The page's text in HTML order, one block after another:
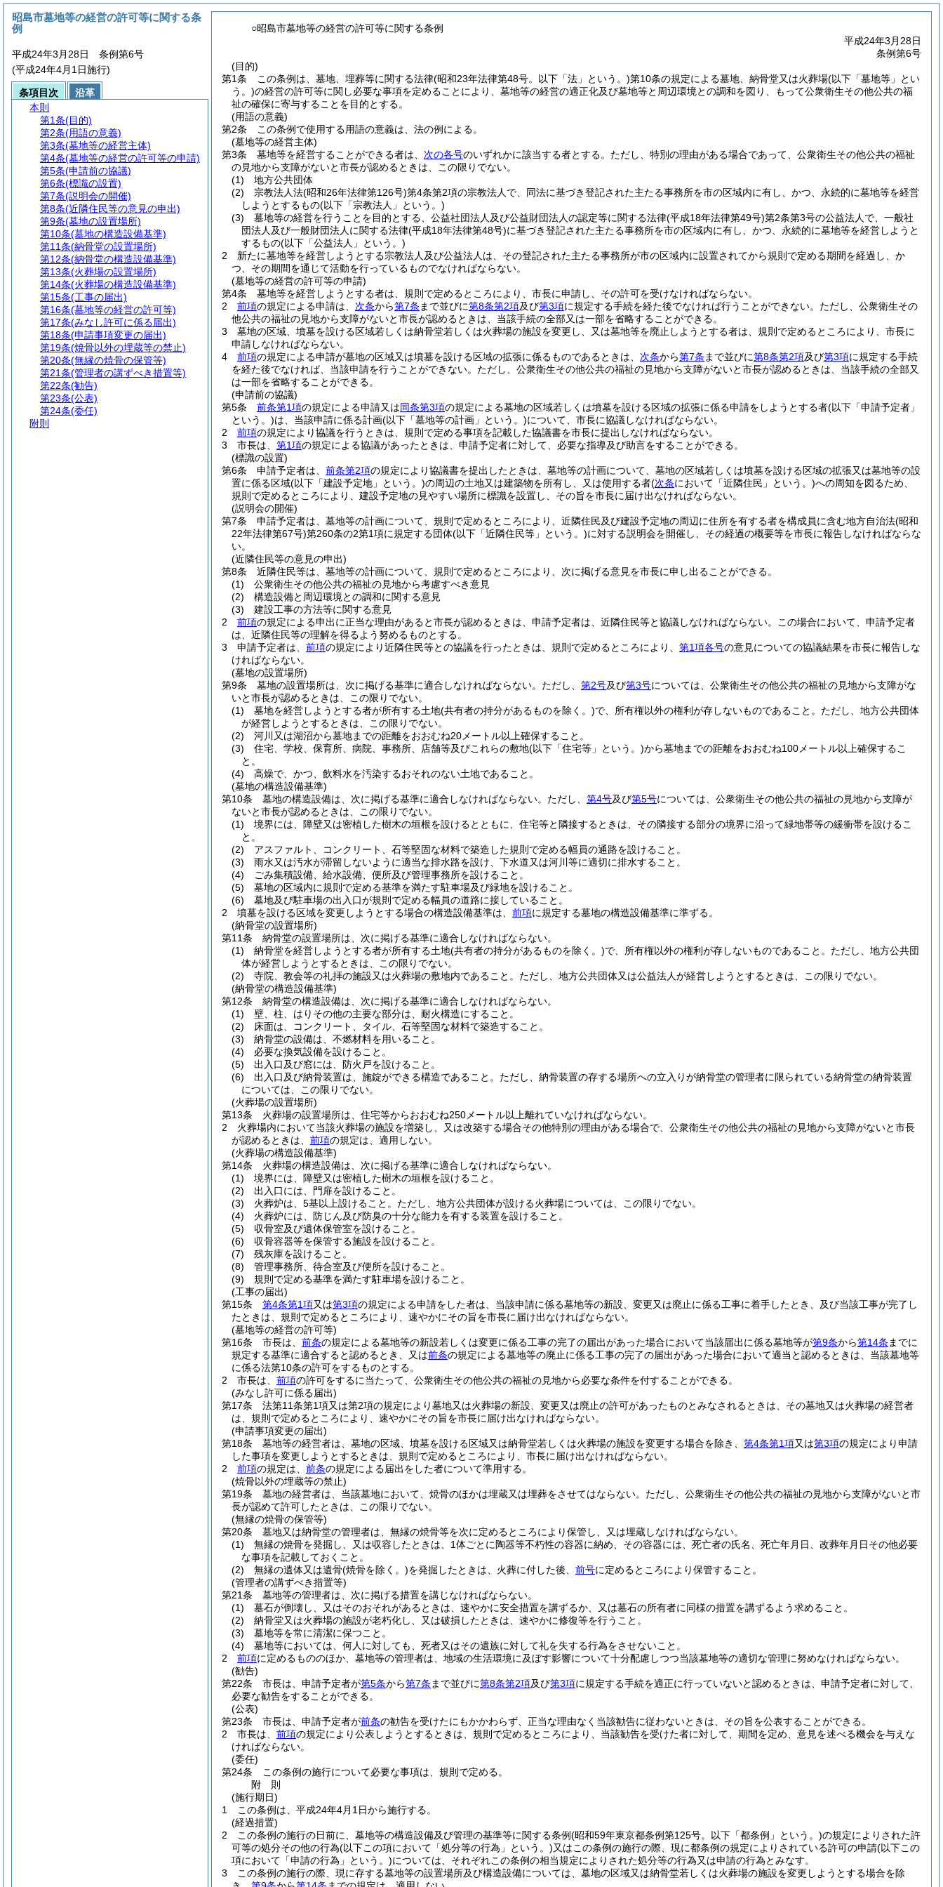
○昭島市墓地等の経営の許可等に関する条例
平成24年3月28日
条例第6号
(目的)
第1条
この条例は、墓地、埋葬等に関する法律(昭和23年法律第48号。以下「法」という。)第10条の規定による墓地、納骨堂又は火葬場(以下「墓地等」とい
う。)の経営の許可等に関し必要な事項を定めることにより、墓地等の経営の適正化及び墓地等と周辺環境との調和を図り、もって公衆衛生その他公共の福
祉の確保に寄与することを目的とする。
(用語の意義)
第2条
この条例で使用する用語の意義は、法の例による。
(墓地等の経営主体)
第3条
墓地等を経営することができる者は、 次の各号のいずれかに該当する者とする。 ただし、特別の理由がある場合であって、公衆衛生その他公共の福祉
の見地から支障がないと市長が認めるときは、この限りでない。
(1)
地方公共団体
(2)
宗教法人法(昭和26年法律第126号)第4条第2項の宗教法人で、同法に基づき登記された主たる事務所を市の区域内に有し、かつ、永続的に墓地等を経営
しようとするもの(以下「宗教法人」という。)
(3)
墓地等の経営を行うことを目的とする、公益社団法人及び公益財団法人の認定等に関する法律(平成18年法律第49号)第2条第3号の公益法人で、一般社
団法人及び一般財団法人に関する法律(平成18年法律第48号)に基づき登記された主たる事務所を市の区域内に有し、かつ、永続的に墓地等を経営しようと
するもの(以下「公益法人」という。)
2
新たに墓地等を経営しようとする宗教法人及び公益法人は、その登記された主たる事務所が市の区域内に設置されてから規則で定める期間を経過し、か
つ、その期間を通じて活動を行っているものでなければならない。
(墓地等の経営の許可等の申請)
第4条
墓地等を経営しようとする者は、規則で定めるところにより、市長に申請し、その許可を受けなければならない。
2
前項の規定による申請は、 次条から第7条 まで並びに第8条第2項及び第3項に規定する手続を経た後でなければ行うことができない。 ただし、公衆衛生その
他公共の福祉の見地から支障がないと市長が認めるときは、当該手続の全部又は一部を省略することができる。
3
墓地の区域、墳墓を設ける区域若しくは納骨堂若しくは火葬場の施設を変更し、又は墓地等を廃止しようとする者は、規則で定めるところにより、市長に
申請しなければならない。
4
前項の規定による申請が墓地の区域又は墳墓を設ける区域の拡張に係るものであるときは、 次条から第7条 まで並びに第8条第2項及び第3項に規定する手続
を経た後でなければ、当該申請を行うことができない。 ただし、公衆衛生その他公共の福祉の見地から支障がないと市長が認めるときは、当該手続の全部又
は一部を省略することができる。
(申請前の協議)
第5条
前条第1項の規定による申請又は同条第3項の規定による墓地の区域若しくは墳墓を設ける区域の拡張に係る申請をしようとする者(以下「申請予定者」
という。)は、当該申請に係る計画(以下「墓地等の計画」という。)について、市長に協議しなければならない。
2
前項の規定により協議を行うときは、規則で定める事項を記載した協議書を市長に提出しなければならない。
3
市長は、 第1項の規定による協議があったときは、申請予定者に対して、必要な指導及び助言をすることができる。
(標識の設置)
第6条
申請予定者は、 前条第2項の規定により協議書を提出したときは、墓地等の計画について、墓地の区域若しくは墳墓を設ける区域の拡張又は墓地等の設
置に係る区域(以下「建設予定地」という。)の周辺の土地又は建築物を所有し、又は使用する者(次条において「近隣住民」という。)への周知を図るため、
規則で定めるところにより、建設予定地の見やすい場所に標識を設置し、その旨を市長に届け出なければならない。
(説明会の開催)
第7条
申請予定者は、墓地等の計画について、規則で定めるところにより、近隣住民及び建設予定地の周辺に住所を有する者を構成員に含む地方自治法(昭和
22年法律第67号)第260条の2第1項に規定する団体(以下「近隣住民等」という。)に対する説明会を開催し、その経過の概要等を市長に報告しなければならな
い。
(近隣住民等の意見の申出)
第8条
近隣住民等は、墓地等の計画について、規則で定めるところにより、次に掲げる意見を市長に申し出ることができる。
(1)
公衆衛生その他公共の福祉の見地から考慮すべき意見
(2)
構造設備と周辺環境との調和に関する意見
(3)
建設工事の方法等に関する意見
2
前項の規定による申出に正当な理由があると市長が認めるときは、申請予定者は、近隣住民等と協議しなければならない。
この場合において、申請予定者
は、近隣住民等の理解を得るよう努めるものとする。
3
申請予定者は、 前項の規定により近隣住民等との協議を行ったときは、規則で定めるところにより、 第1項各号の意見についての協議結果を市長に報告しな
ければならない。
(墓地の設置場所)
第9条
墓地の設置場所は、次に掲げる基準に適合しなければならない。 ただし、 第2号及び第3号については、公衆衛生その他公共の福祉の見地から支障がな
いと市長が認めるときは、この限りでない。
(1)
墓地を経営しようとする者が所有する土地(共有者の持分があるものを除く。)で、所有権以外の権利が存しないものであること。 ただし、地方公共団体
が経営しようとするときは、この限りでない。
(2)
河川又は湖沼から墓地までの距離をおおむね20メートル以上確保すること。
(3)
住宅、学校、保育所、病院、事務所、店舗等及びこれらの敷地(以下「住宅等」という。)から墓地までの距離をおおむね100メートル以上確保するこ
と。
(4)
高燥で、かつ、飲料水を汚染するおそれのない土地であること。
(墓地の構造設備基準)
第10条
墓地の構造設備は、次に掲げる基準に適合しなければならない。 ただし、 第4号及び第5号については、公衆衛生その他公共の福祉の見地から支障が
ないと市長が認めるときは、この限りでない。
(1)
境界には、障壁又は密植した樹木の垣根を設けるとともに、住宅等と隣接するときは、その隣接する部分の境界に沿って緑地帯等の緩衝帯を設けるこ
と。
(2)
アスファルト、コンクリート、石等堅固な材料で築造した規則で定める幅員の通路を設けること。
(3)
雨水又は汚水が滞留しないように適当な排水路を設け、下水道又は河川等に適切に排水すること。
(4)
ごみ集積設備、給水設備、便所及び管理事務所を設けること。
(5)
墓地の区域内に規則で定める基準を満たす駐車場及び緑地を設けること。
(6)
墓地及び駐車場の出入口が規則で定める幅員の道路に接していること。
2
墳墓を設ける区域を変更しようとする場合の構造設備基準は、 前項に規定する墓地の構造設備基準に準ずる。
(納骨堂の設置場所)
第11条
納骨堂の設置場所は、次に掲げる基準に適合しなければならない。
(1)
納骨堂を経営しようとする者が所有する土地(共有者の持分があるものを除く。)で、所有権以外の権利が存しないものであること。 ただし、地方公共団
体が経営しようとするときは、この限りでない。
(2)
寺院、教会等の礼拝の施設又は火葬場の敷地内であること。 ただし、地方公共団体又は公益法人が経営しようとするときは、この限りでない。
(納骨堂の構造設備基準)
第12条
納骨堂の構造設備は、次に掲げる基準に適合しなければならない。
(1)
壁、柱、はりその他の主要な部分は、耐火構造にすること。
(2)
床面は、コンクリート、タイル、石等堅固な材料で築造すること。
(3)
納骨堂の設備は、不燃材料を用いること。
(4)
必要な換気設備を設けること。
(5)
出入口及び窓には、防火戸を設けること。
(6)
出入口及び納骨装置は、施錠ができる構造であること。 ただし、納骨装置の存する場所への立入りが納骨堂の管理者に限られている納骨堂の納骨装置
については、この限りでない。
(火葬場の設置場所)
第13条
火葬場の設置場所は、住宅等からおおむね250メートル以上離れていなければならない。
2
火葬場内において当該火葬場の施設を増築し、又は改築する場合その他特別の理由がある場合で、公衆衛生その他公共の福祉の見地から支障がないと市長
が認めるときは、 前項の規定は、適用しない。
(火葬場の構造設備基準)
第14条
火葬場の構造設備は、次に掲げる基準に適合しなければならない。
(1)
境界には、障壁又は密植した樹木の垣根を設けること。
(2)
出入口には、門扉を設けること。
(3)
火葬炉は、5基以上設けること。 ただし、地方公共団体が設ける火葬場については、この限りでない。
(4)
火葬炉には、防じん及び防臭の十分な能力を有する装置を設けること。
(5)
収骨室及び遺体保管室を設けること。
(6)
収骨容器等を保管する施設を設けること。
(7)
残灰庫を設けること。
(8)
管理事務所、待合室及び便所を設けること。
(9)
規則で定める基準を満たす駐車場を設けること。
(工事の届出)
第15条
第4条第1項又は第3項の規定による申請をした者は、当該申請に係る墓地等の新設、変更又は廃止に係る工事に着手したとき、及び当該工事が完了し
たときは、規則で定めるところにより、速やかにその旨を市長に届け出なければならない。
(墓地等の経営の許可等)
第16条
市長は、 前条の規定による墓地等の新設若しくは変更に係る工事の完了の届出があった場合において当該届出に係る墓地等が第9条から第14条 までに
規定する基準に適合すると認めるとき、又は前条の規定による墓地等の廃止に係る工事の完了の届出があった場合において適当と認めるときは、当該墓地等
に係る法第10条の許可をするものとする。
2
市長は、 前項の許可をするに当たって、公衆衛生その他公共の福祉の見地から必要な条件を付することができる。
(みなし許可に係る届出)
第17条
法第11条第1項又は第2項の規定により墓地又は火葬場の新設、変更又は廃止の許可があったものとみなされるときは、その墓地又は火葬場の経営者
は、規則で定めるところにより、速やかにその旨を市長に届け出なければならない。
(申請事項変更の届出)
第18条
墓地等の経営者は、墓地の区域、墳墓を設ける区域又は納骨堂若しくは火葬場の施設を変更する場合を除き、 第4条第1項又は第3項の規定により申請
した事項を変更しようとするときは、規則で定めるところにより、市長に届け出なければならない。
2
前項の規定は、 前条の規定による届出をした者について準用する。
(焼骨以外の埋蔵等の禁止)
第19条
墓地の経営者は、当該墓地において、焼骨のほかは埋蔵又は埋葬をさせてはならない。 ただし、公衆衛生その他公共の福祉の見地から支障がないと市
長が認めて許可したときは、この限りでない。
(無縁の焼骨の保管等)
第20条
墓地又は納骨堂の管理者は、無縁の焼骨等を次に定めるところにより保管し、又は埋蔵しなければならない。
(1)
無縁の焼骨を発掘し、又は収容したときは、1体ごとに陶器等不朽性の容器に納め、その容器には、死亡者の氏名、死亡年月日、改葬年月日その他必要
な事項を記載しておくこと。
(2)
無縁の遺体又は遺骨(焼骨を除く。)を発掘したときは、火葬に付した後、 前号に定めるところにより保管すること。
(管理者の講ずべき措置等)
第21条
墓地等の管理者は、次に掲げる措置を講じなければならない。
(1)
墓石が倒壊し、又はそのおそれがあるときは、速やかに安全措置を講ずるか、又は墓石の所有者に同様の措置を講ずるよう求めること。
(2)
納骨堂又は火葬場の施設が老朽化し、又は破損したときは、速やかに修復等を行うこと。
(3)
墓地等を常に清潔に保つこと。
(4)
墓地等においては、何人に対しても、死者又はその遺族に対して礼を失する行為をさせないこと。
2
前項に定めるもののほか、墓地等の管理者は、地域の生活環境に及ぼす影響について十分配慮しつつ当該墓地等の適切な管理に努めなければならない。
(勧告)
第22条
市長は、申請予定者が第5条から第7条 まで並びに第8条第2項及び第3項に規定する手続を適正に行っていないと認めるときは、申請予定者に対して、
必要な勧告をすることができる。
(公表)
第23条
市長は、申請予定者が前条の勧告を受けたにもかかわらず、正当な理由なく当該勧告に従わないときは、その旨を公表することができる。
2
市長は、 前項の規定により公表しようとするときは、規則で定めるところにより、当該勧告を受けた者に対して、期間を定め、意見を述べる機会を与えな
ければならない。
(委任)
第24条
この条例の施行について必要な事項は、規則で定める。
附 則
(施行期日)
1
この条例は、平成24年4月1日から施行する。
(経過措置)
2
この条例の施行の日前に、墓地等の構造設備及び管理の基準等に関する条例(昭和59年東京都条例第125号。以下「都条例」という。)の規定によりされた許
可等の処分その他の行為(以下この項において「処分等の行為」という。)又はこの条例の施行の際、現に都条例の規定によりされている許可の申請(以下この
項において「申請の行為」という。)については、それぞれこの条例の相当規定によりされた処分等の行為又は申請の行為とみなす。
3
この条例の施行の際、現に存する墓地等の設置場所及び構造設備については、墓地の区域又は納骨堂若しくは火葬場の施設を変更しようとする場合を除
昭島市墓地等の経営の許可等に関する条
例
平成24年3月28日 条例第6号
(平成24年4月1日施行)
条項目次
沿革
本則
第1条(目的)
第2条(用語の意義)
第3条(墓地等の経営主体)
第4条(墓地等の経営の許可等の申請)
第5条(申請前の協議)
第6条(標識の設置)
第7条(説明会の開催)
第8条(近隣住民等の意見の申出)
第9条(墓地の設置場所)
第10条(墓地の構造設備基準)
第11条(納骨堂の設置場所)
第12条(納骨堂の構造設備基準)
第13条(火葬場の設置場所)
第14条(火葬場の構造設備基準)
第15条(工事の届出)
第16条(墓地等の経営の許可等)
第17条(みなし許可に係る届出)
第18条(申請事項変更の届出)
第19条(焼骨以外の埋蔵等の禁止)
第20条(無縁の焼骨の保管等)
第21条(管理者の講ずべき措置等)
第22条(勧告)
第23条(公表)
第24条(委任)
附則